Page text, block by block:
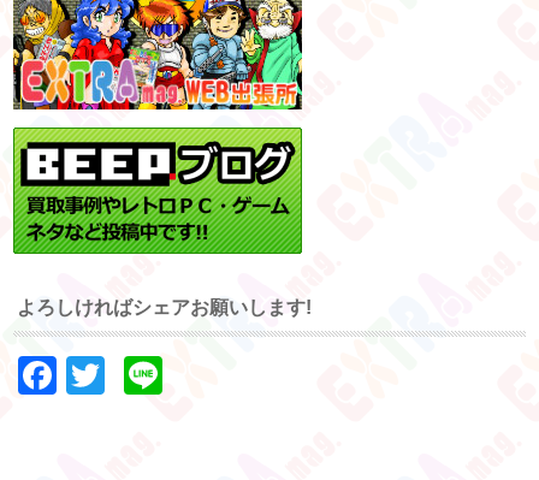
よろしければシェアお願いします!
Facebook
Twitter